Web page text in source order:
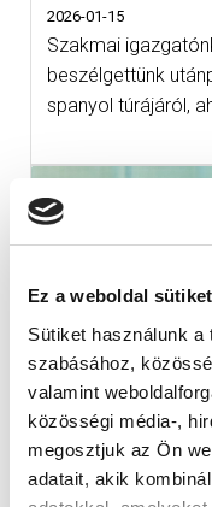
Ez a weboldal
Sütiket használunk
szabásához,
valamint
közösségi média-,
megosztjuk az Ön
adatait, akik
2026-01-15
Szakmai
beszélgettünk
spanyol túrájáról,
KÉPGALÉRIA:
01-14